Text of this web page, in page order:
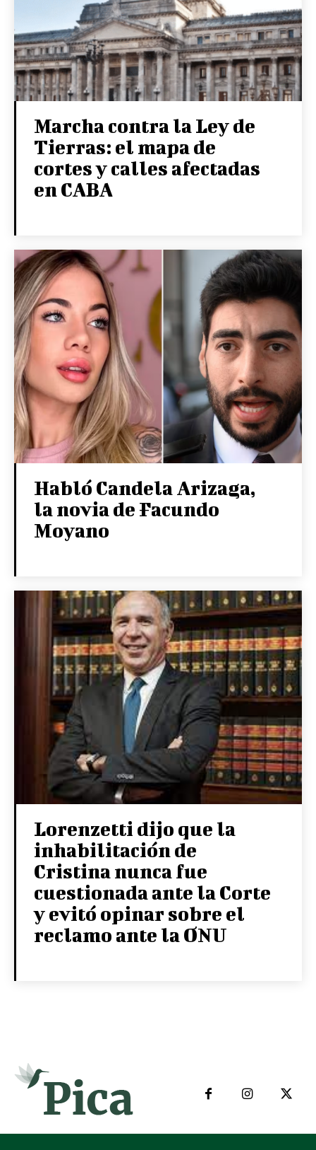
Marcha contra la Ley de
Tierras: el mapa de
cortes y calles afectadas
en CABA
Habló Candela Arizaga,
la novia de Facundo
Moyano
Lorenzetti dijo que la
inhabilitación de
Cristina nunca fue
cuestionada ante la Corte
y evitó opinar sobre el
reclamo ante la ONU